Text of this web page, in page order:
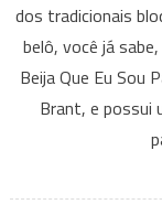
dos tradicionais
belô, você já
Beija Que Eu Sou
Brant, e possui